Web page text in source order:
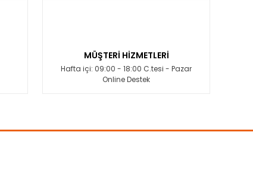
MÜŞTERİ HİZMETLERİ
Hafta içi: 09:00 - 18:00 C.tesi - Pazar
Online Destek